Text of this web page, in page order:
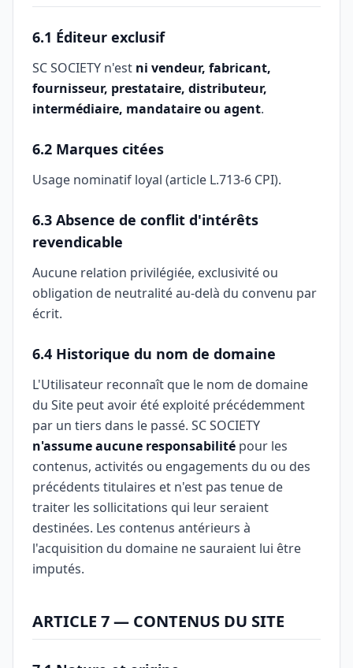
6.1 Éditeur exclusif
SC SOCIETY n'est ni vendeur, fabricant,
fournisseur, prestataire, distributeur,
intermédiaire, mandataire ou agent.
6.2 Marques citées
Usage nominatif loyal (article L.713-6 CPI).
6.3 Absence de conflit d'intérêts
revendicable
Aucune relation privilégiée, exclusivité ou
obligation de neutralité au-delà du convenu par
écrit.
6.4 Historique du nom de domaine
L'Utilisateur reconnaît que le nom de domaine
du Site peut avoir été exploité précédemment
par un tiers dans le passé. SC SOCIETY
n'assume aucune responsabilité pour les
contenus, activités ou engagements du ou des
précédents titulaires et n'est pas tenue de
traiter les sollicitations qui leur seraient
destinées. Les contenus antérieurs à
l'acquisition du domaine ne sauraient lui être
imputés.
ARTICLE 7 — CONTENUS DU SITE